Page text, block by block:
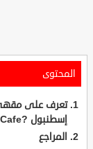
المحتوى
تعرف على مقهى
إسطنبول ?stisna Tatlar Cafe
المراجع